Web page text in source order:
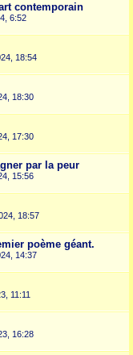
contemporain
6:52
18:54
18:30
17:30
par la peur
15:56
18:57
poème géant.
14:37
11:11
16:28